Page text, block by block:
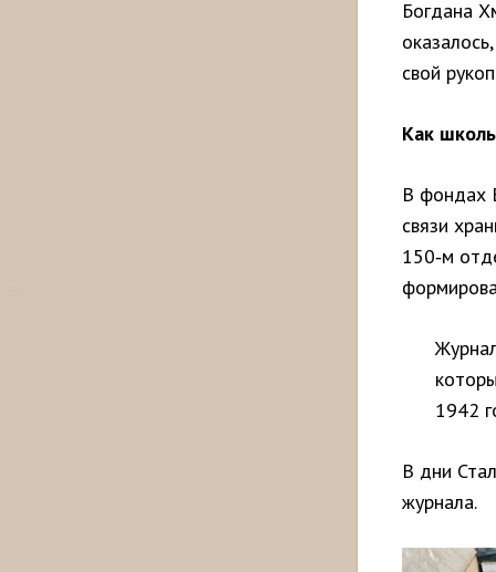
Богдана
свой
Как
В фондах
связи
150‑м
1942
В дни
журнала.